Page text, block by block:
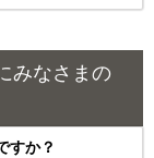
みなさまの
すか？